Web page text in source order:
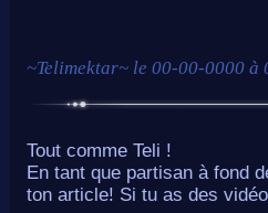
~Telimektar~ le 00-00-0000 à
Tout comme Teli !
En tant que partisan à fond
ton article! Si tu as des